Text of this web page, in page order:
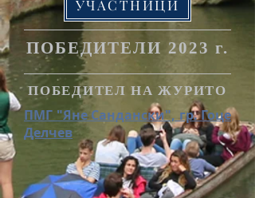
УЧАСТНИЦИ
ПОБЕДИТЕЛИ 2023 г.
ПОБЕДИТЕЛ НА ЖУРИТО
ПМГ "Яне Сандански", гр. Гоце
Делчев